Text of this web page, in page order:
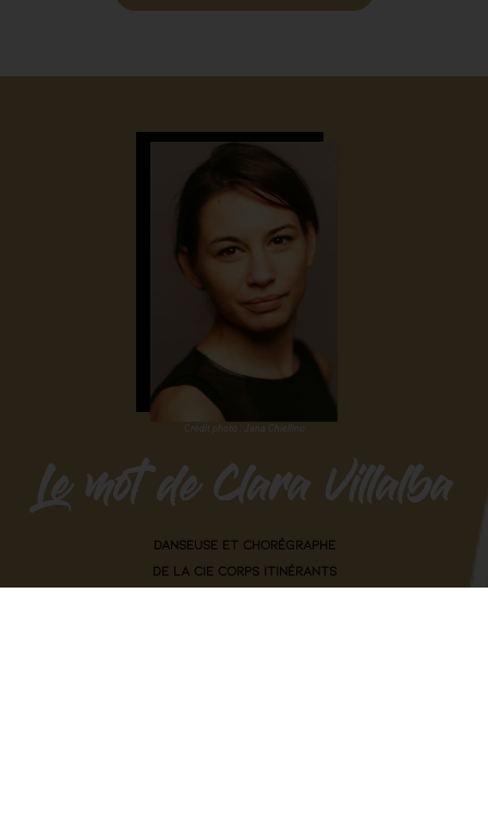
Crédit photo : Jana Chiellino
Le mot de Clara Villalba
DANSEUSE ET CHORÉGRAPHE
DE LA CIE CORPS ITINÉRANTS